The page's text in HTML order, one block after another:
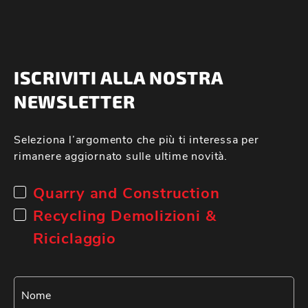
ISCRIVITI ALLA NOSTRA
NEWSLETTER
Seleziona l’argomento che più ti interessa per
rimanere aggiornato sulle ultime novità.
Quarry and Construction
Recycling Demolizioni &
Riciclaggio